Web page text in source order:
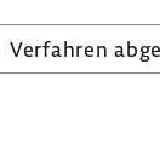
Verfahren